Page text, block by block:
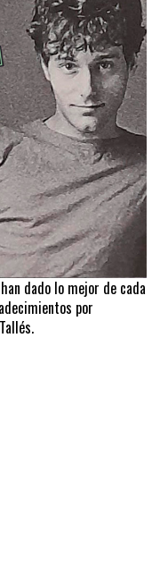
dado lo mejor de cada
por